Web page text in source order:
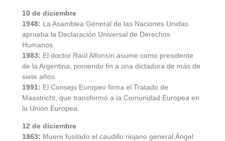
10 de diciembre
1948: La Asamblea General de las Naciones Unidas
aprueba la Declaración Universal de Derechos
Humanos.
1983: El doctor Raúl Alfonsín asume como presidente
de la Argentina, poniendo fin a una dictadura de más de
siete años.
1991: El Consejo Europeo firma el Tratado de
Maastricht, que transformó a la Comunidad Europea en
la Unión Europea.
12 de diciembre
1863: Muere fusilado el caudillo riojano general Ángel